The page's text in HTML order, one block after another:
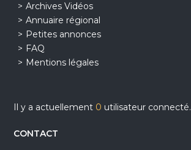
Archives Vidéos
Annuaire régional
Petites annonces
FAQ
Mentions légales
Il y a actuellement 0 utilisateur connecté.
CONTACT